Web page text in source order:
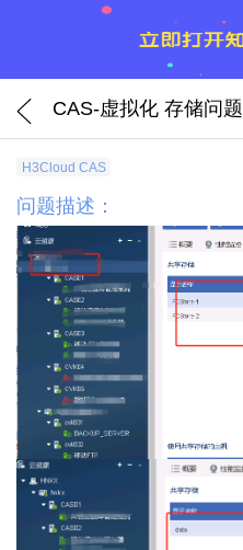
CAS-虚拟化 存储问题
H3Cloud CAS
问题描述：